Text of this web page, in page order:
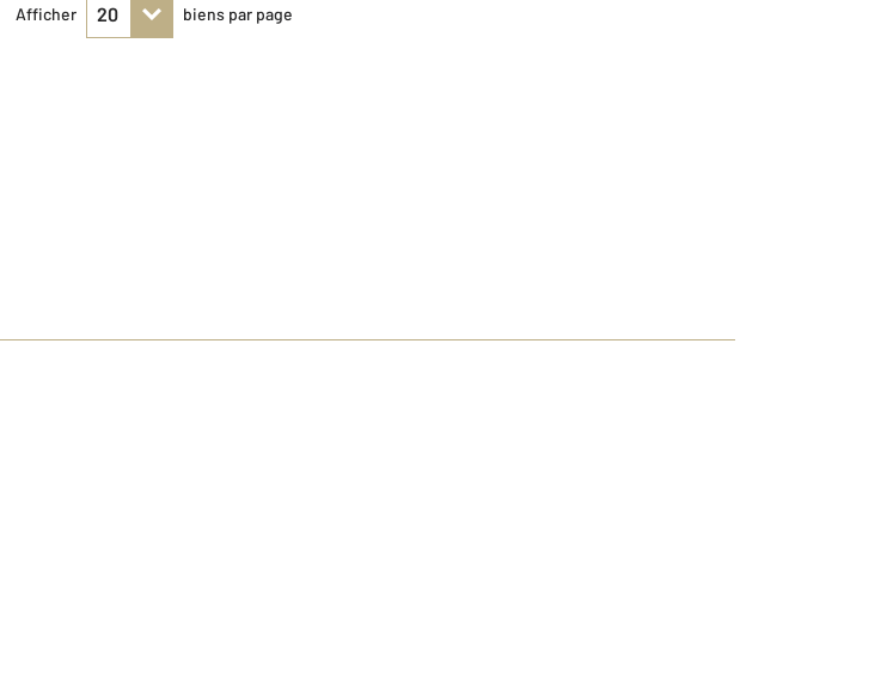
Afficher biens par page